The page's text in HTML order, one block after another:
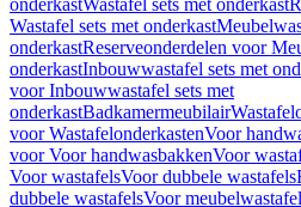
onderkastWastafel sets met onderkast
Wastafel sets met onderkast
onderkastReserveonderdelen voor
onderkastInbouwwastafel sets met
voor Inbouwwastafel sets met
onderkastBadkamermeubilair
voor WastafelonderkastenVoor
voor Voor handwasbakkenVoor
Voor wastafelsVoor dubbele wastafels
dubbele wastafelsVoor